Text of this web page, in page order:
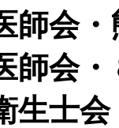
師会
師会
生士